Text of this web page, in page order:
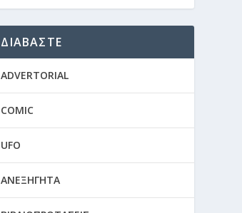
ΔΙΑΒΑΣΤΕ
ADVERTORIAL
COMIC
UFO
ΑΝΕΞΗΓΗΤΑ